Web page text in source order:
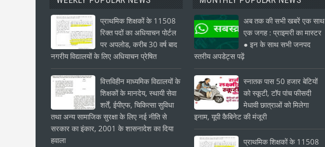
प्राथमिक शिक्षकों के 11508
रिक्त पदों का अधियाचन पोर्टल
पर अपलोड, करीब 30 वर्ष बाद
नगरीय विद्यालयों के लिए अधियाचन प्रेषित
वित्तविहीन माध्यमिक विद्यालयों के
शिक्षकों के मानदेय, स्थायी सेवा
शर्तें, ईपीएफ, चिकित्सा सुविधा
तथा अन्य सामाजिक सुरक्षा के लिए नई नीति से
सरकार का इंकार, 2001 के शासनादेश का दिया
हवाला
अब तक की सभी खबरें एक साथ
एक जगह : प्राइमरी का मास्टर
● इन के साथ सभी जनपद
स्तरीय अपडेट्स पढ़ें
स्नातक पास 50 हजार बेटियों
को स्कूटी, टॉप पांच फीसदी
मेधावी छात्राओं को मिलेगा
इनाम, यूपी कैबिनेट की मंजूरी
प्राथमिक शिक्षकों के 11508